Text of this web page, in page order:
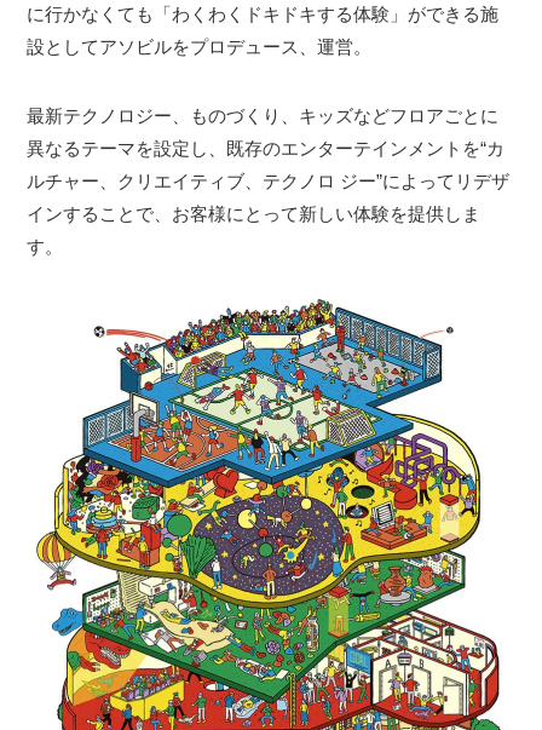
に行かなくても「わくわくドキドキする体験」ができる施
設としてアソビルをプロデュース、運営。
最新テクノロジー、ものづくり、キッズなどフロアごとに
異なるテーマを設定し、既存のエンターテインメントを“カ
ルチャー、クリエイティブ、テクノロ ジー”によってリデザ
インすることで、お客様にとって新しい体験を提供しま
す。